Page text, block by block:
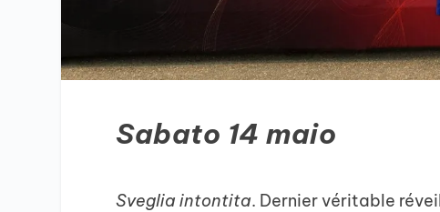
Sabato 14 maio
Sveglia intontita. Dernier véritable